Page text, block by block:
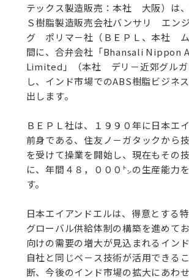
テックス製造販売：本社 大阪）は
Ｓ樹脂製造販売会社バンサリ エン
グ ポリマ－社（ＢＥＰＬ、本社 ム
間に、合弁会社「Bhansali Nippon
Limited」（本社 デリ－近郊グルガ
し、インド市場でのABS樹脂ビジネ
出します。
ＢＥＰＬ社は、１９９０年に日本エ
前身である、住友ノ－ガタックから
を受けて操業を開始し、現在もその
に、年間４８，０００㌧の生産能力
す。
日本エイアンドエルは、得意とする
グローバル供給体制の構築を進めて
向けの需要の増大が見込まれるインド
自社と同じベ－ス技術が活用できる
断、今後のインド市場の拡大にあわ